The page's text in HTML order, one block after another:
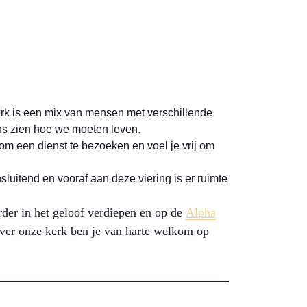
is een mix van mensen met verschillende
zien hoe we moeten leven.
een dienst te bezoeken en voel je vrij om
en vooraf aan deze viering is er ruimte
in het geloof verdiepen en op de Alpha
onze kerk ben je van harte welkom op